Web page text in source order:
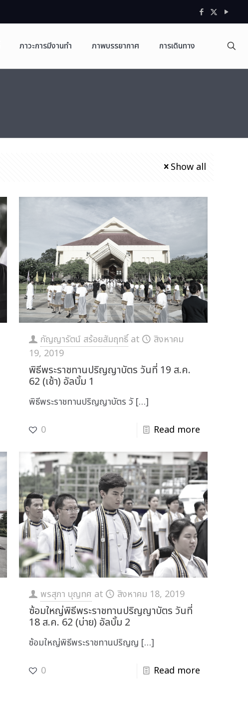
ภาวะการมีงานทำ ภาพบรรยากาศ การเดินทาง
Show all
กัญญารัตน์ สร้อยสัมฤทธิ์ at
สิงหาคม
19, 2019
พิธีพระราชทานปริญญาบัตร วันที่ 19 ส.ค.
62 (เช้า) อัลบั้ม 1
พิธีพระราชทานปริญญาบัตร วั[…]
0 Read more
พรสุภา บุญทศ at สิงหาคม 18, 2019
ซ้อมใหญ่พิธีพระราชทานปริญญาบัตร วันที่
18 ส.ค. 62 (บ่าย) อัลบั้ม 2
ซ้อมใหญ่พิธีพระราชทานปริญญ […]
0 Read more